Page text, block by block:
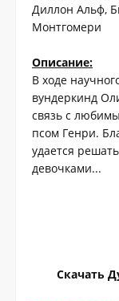
Диллон Альф,
Монтгомери
Описание:
В ходе
вундеркинд
связь с
псом Генри.
удается
девочками...
Скачать